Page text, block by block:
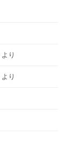
より
より